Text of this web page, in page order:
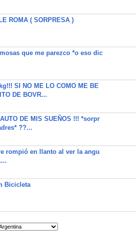
ROMA ( SORPRESA )
que me parezco *o eso dic
SI NO ME LO COMO ME BE
DE BOVR...
DE MIS SUEÑOS !!! *sorpr
??...
rompió en llanto al ver la angu
Bicicleta